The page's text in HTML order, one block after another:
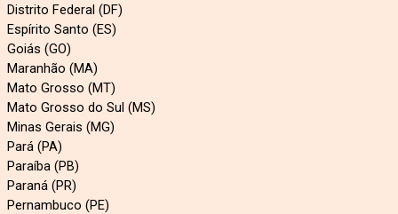
Distrito Federal (DF)
Espírito Santo (ES)
Goiás (GO)
Maranhão (MA)
Mato Grosso (MT)
Mato Grosso do Sul (MS)
Minas Gerais (MG)
Pará (PA)
Paraíba (PB)
Paraná (PR)
Pernambuco (PE)